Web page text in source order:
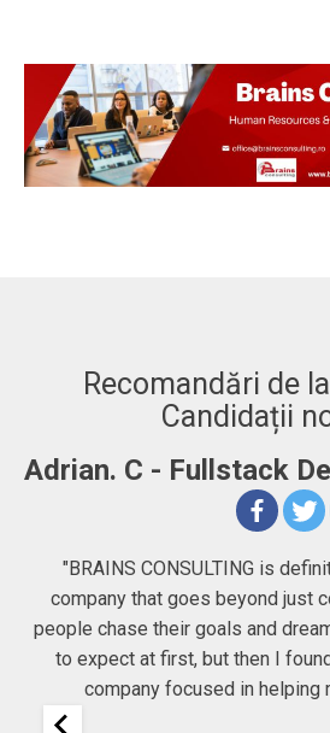
Recomandări de
Candidații
Adrian. C - Fullstack
"BRAINS CONSULTING is
company that goes beyond just
people chase their goals and
to expect at first, but then I
company focused in helping